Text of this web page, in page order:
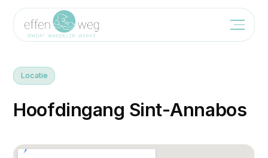
Locatie
Hoofdingang Sint-Annabos